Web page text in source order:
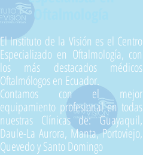
Oftalmología
El Instituto de la Visión es el Centro
Especializado en Oftalmología, con
los más destacados médicos
Oftalmólogos en Ecuador.
Contamos con el mejor
equipamiento profesional en todas
nuestras Clínicas de: Guayaquil,
Daule-La Aurora, Manta, Portoviejo,
Quevedo y Santo Domingo